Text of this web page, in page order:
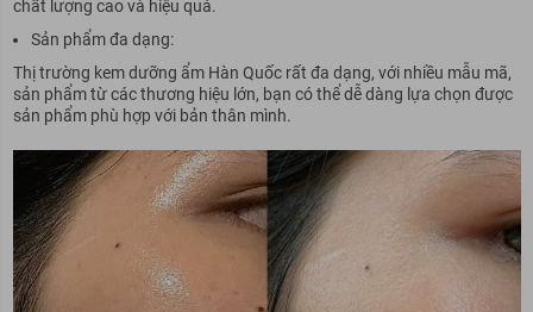
chất lượng cao và hiệu quả.
Sản phẩm đa dạng:
Thị trường kem dưỡng ẩm Hàn Quốc rất đa dạng, với nhiều mẫu mã,
sản phẩm từ các thương hiệu lớn, bạn có thể dễ dàng lựa chọn được
sản phẩm phù hợp với bản thân mình.